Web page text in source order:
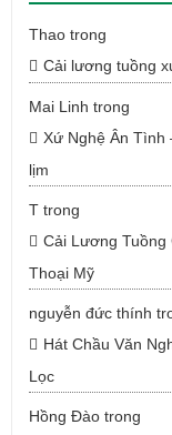
Thao trong
Cải lương tuồng
Mai Linh trong
Xứ Nghệ Ân Tình
lịm
T trong
Cải Lương Tuồng
Thoại Mỹ
nguyễn đức thính
Hát Chầu Văn
Lọc
Hồng Đào trong